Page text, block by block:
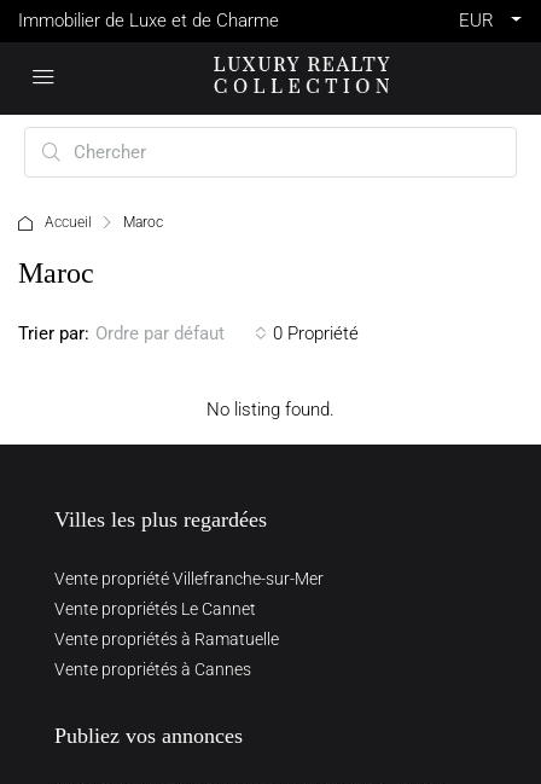
Immobilier de Luxe et de Charme EUR
Accueil Maroc
Maroc
0 Propriété
Trier par: Ordre par défaut
No listing found.
Villes les plus regardées
Vente propriété Villefranche-sur-Mer
Vente propriétés Le Cannet
Vente propriétés à Ramatuelle
Vente propriétés à Cannes
Publiez vos annonces